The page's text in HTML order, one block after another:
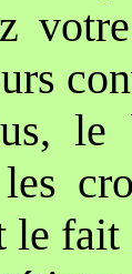
le
fait